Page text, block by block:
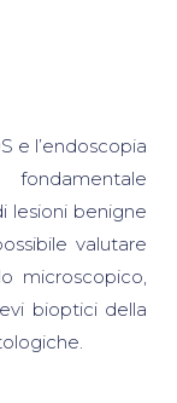
e l’endoscopia
lesioni benigne
valutare
microscopico,
bioptici della